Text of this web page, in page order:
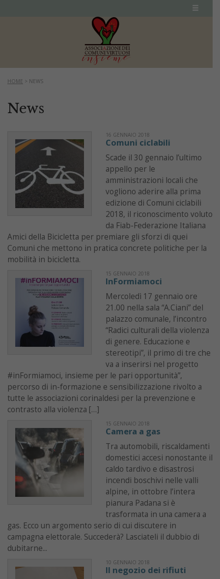
HOME > NEWS
News
16 GENNAIO 2018
Comuni ciclabili
Scade il 30 gennaio l’ultimo
appello per le
amministrazioni locali che
vogliono aderire alla prima
edizione di Comuni ciclabili
2018, il riconoscimento voluto
da Fiab-Federazione Italiana
Amici della Bicicletta per premiare gli sforzi di quei
Comuni che mettono in pratica concrete politiche per la
mobilità in bicicletta.
15 GENNAIO 2018
InFormiamoci
Mercoledì 17 gennaio ore
21.00 nella sala “A.Ciani” del
palazzo comunale, l’incontro
“Radici culturali della violenza
di genere. Educazione e
stereotipi”, il primo di tre che
va a inserirsi nel progetto
#inFormiamoci, insieme per le pari opportunità”,
percorso di in-formazione e sensibilizzazione rivolto a
tutte le associazioni corinaldesi per la prevenzione e
contrasto alla violenza […]
15 GENNAIO 2018
Camera a gas
Tra automobili, riscaldamenti
domestici accesi nonostante il
caldo tardivo e disastrosi
incendi boschivi nelle valli
alpine, in ottobre l’intera
pianura Padana si è
trasformata in una camera a
gas. Ecco un argomento serio di cui discutere in
campagna elettorale. Succederà? Lasciateli il dubbio di
dubitarne...
10 GENNAIO 2018
Il negozio dei rifiuti